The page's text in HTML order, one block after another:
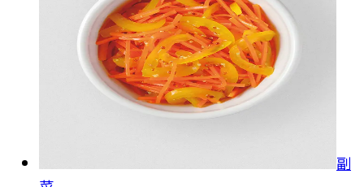
副